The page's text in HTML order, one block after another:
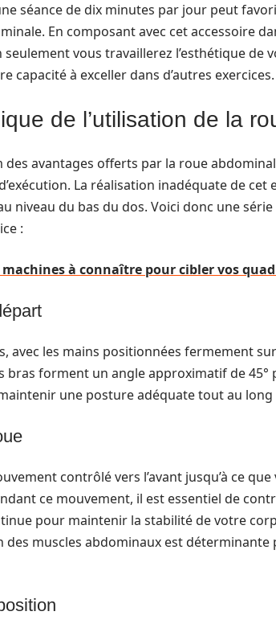
séance de dix minutes par jour peut
En composant avec cet accessoire
vous travaillerez l’esthétique de
capacité à exceller dans d’autres exercices.
de l’utilisation de la
avantages offerts par la roue
La réalisation inadéquate de cet
niveau du bas du dos. Voici donc une série
:
à connaître pour cibler vos
avec les mains positionnées fermement
bras forment un angle approximatif de 45°
une posture adéquate tout au long
contrôlé vers l’avant jusqu’à ce
ce mouvement, il est essentiel de
pour maintenir la stabilité de votre
muscles abdominaux est déterminante